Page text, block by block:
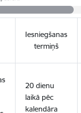
Iesniegšanas
termiņš
20 dienu
laikā pēc
kalendāra